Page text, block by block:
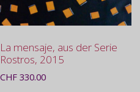
La mensaje, aus der Serie
Rostros, 2015
CHF 330.00